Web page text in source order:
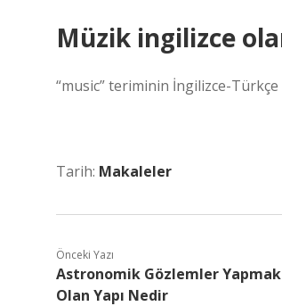
Müzik ingilizce
“music” teriminin İngilizce-
Tarih: Makaleler
Önceki Yazı
Astronomik Gözlemler
Olan Yapı Nedir